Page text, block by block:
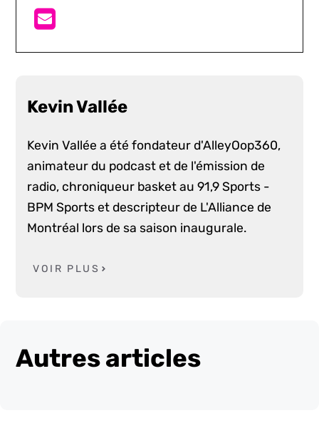
Kevin Vallée
Kevin Vallée a été fondateur d'AlleyOop360,
animateur du podcast et de l'émission de
radio, chroniqueur basket au 91,9 Sports -
BPM Sports et descripteur de L'Alliance de
Montréal lors de sa saison inaugurale.
VOIR PLUS
Autres articles